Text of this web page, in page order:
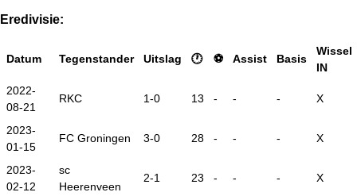
Eredivisie:
Datum Tegenstander Uitslag 🕐 ⚽ Assist Basis
Wissel
IN
2022-
08-21
RKC 1-0 13 - - - X
2023-
01-15
FC Groningen 3-0 28 - - - X
2023-
02-12
sc
Heerenveen
2-1 23 - - - X